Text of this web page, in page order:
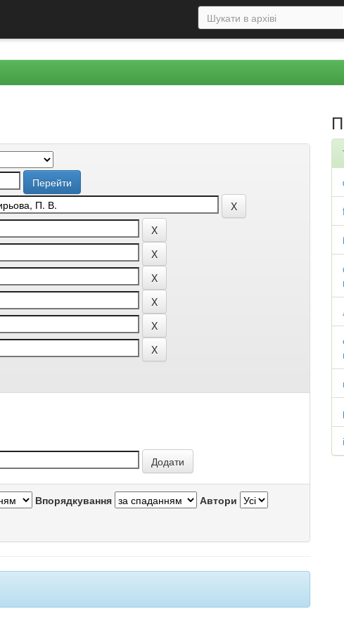
Впорядкування Автори